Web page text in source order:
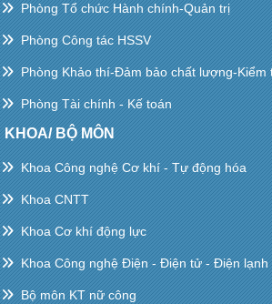
Phòng Tổ chức Hành chính-Quản trị
Phòng Công tác HSSV
Phòng Khảo thí-Đảm bảo chất lượng-Kiểm
Phòng Tài chính - Kế toán
KHOA/ BỘ MÔN
Khoa Công nghệ Cơ khí - Tự động hóa
Khoa CNTT
Khoa Cơ khí động lực
Khoa Công nghệ Điện - Điện tử - Điện lạnh
Bộ môn KT nữ công